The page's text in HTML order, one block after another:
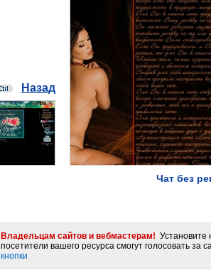
Назад
Чат без
Владельцам сайтов и вебмастерам! Установите
посетители вашего ресурса смогут голосовать за
кнопки